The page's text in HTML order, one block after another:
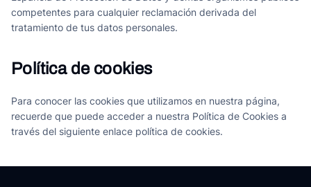
competentes para cualquier reclamación derivada del
tratamiento de tus datos personales.
Política de cookies
Para conocer las cookies que utilizamos en nuestra página,
recuerde que puede acceder a nuestra Política de Cookies a
través del siguiente enlace política de cookies.